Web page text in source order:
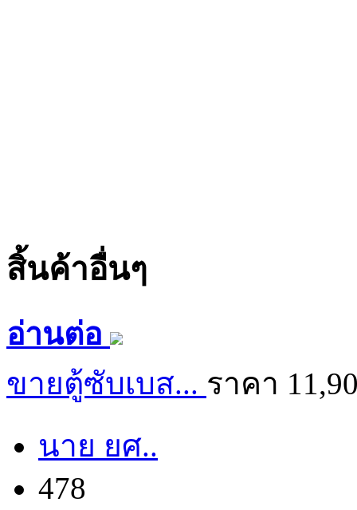
สิ้นค้าอื่นๆ
อ่านต่อ
ขายตู้ซับเบส... ราคา
นาย ยศ..
478